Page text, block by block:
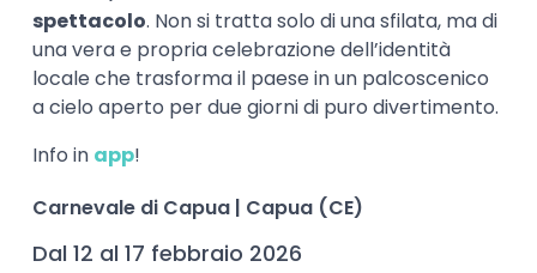
spettacolo. Non si tratta solo di una sfilata, ma di
una vera e propria celebrazione dell’identità
locale che trasforma il paese in un palcoscenico
a cielo aperto per due giorni di puro divertimento.
Info in app!
Carnevale di Capua | Capua (CE)
Dal 12 al 17 febbraio 2026